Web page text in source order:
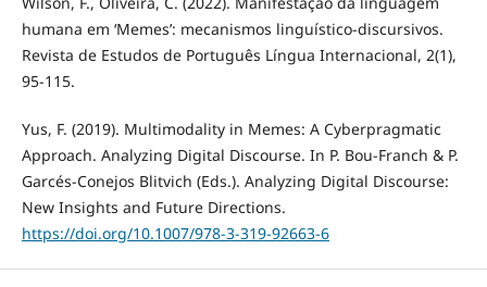
humana em ‘Memes’: mecanismos linguístico-discursivos.
Revista de Estudos de Português Língua Internacional, 2(1),
95-115.
Yus, F. (2019). Multimodality in Memes: A Cyberpragmatic
Approach. Analyzing Digital Discourse. In P. Bou-Franch & P.
Garcés-Conejos Blitvich (Eds.). Analyzing Digital Discourse:
New Insights and Future Directions.
https://doi.org/10.1007/978-3-319-92663-6